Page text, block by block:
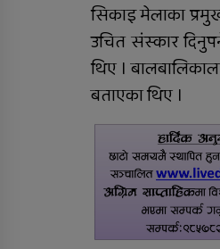
सिकाइ मेलाका
उचित संस्कार
थिए ।
बताएका थिए ।